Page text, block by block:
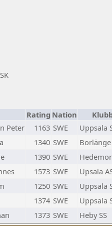
Rating Nation
Peter 1163 SWE
Uppsala
1340 SWE
Borlänge
1390 SWE
1573 SWE
Upsala
1250 SWE
Uppsala
1374 SWE
Uppsala
1373 SWE Heby SS